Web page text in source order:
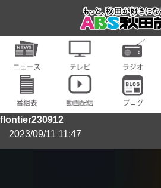
flontier230912
2023/09/11 11:47